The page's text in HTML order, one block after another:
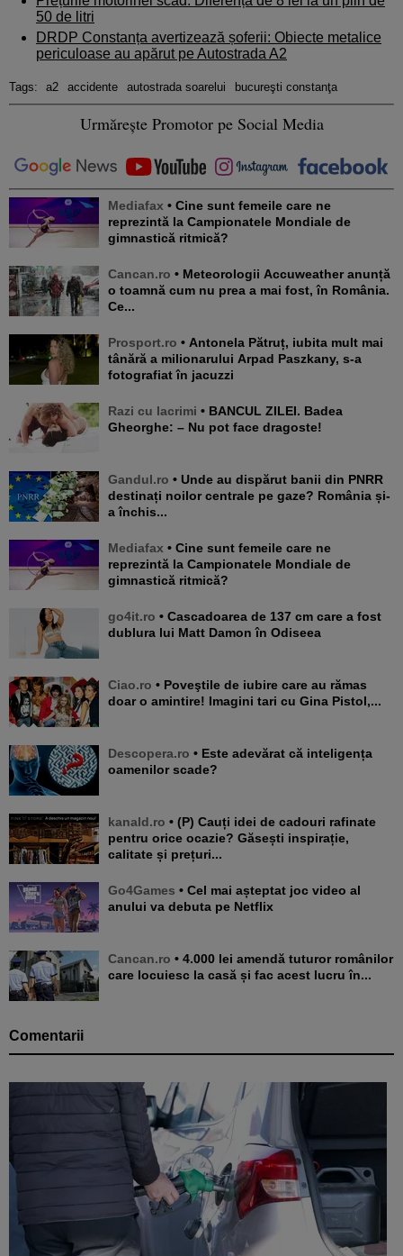
50 de litri
DRDP Constanța avertizează șoferii: Obiecte metalice
periculoase au apărut pe Autostrada A2
Tags: a2 accidente autostrada soarelui bucureşti constanţa
Urmărește Promotor pe Social Media
Mediafax • Cine sunt femeile care ne
reprezintă la Campionatele Mondiale de
gimnastică ritmică?
Cancan.ro • Meteorologii Accuweather anunță
o toamnă cum nu prea a mai fost, în România.
Ce...
Prosport.ro • Antonela Pătruț, iubita mult mai
tânără a milionarului Arpad Paszkany, s-a
fotografiat în jacuzzi
Razi cu lacrimi • BANCUL ZILEI. Badea
Gheorghe: – Nu pot face dragoste!
Gandul.ro • Unde au dispărut banii din PNRR
destinați noilor centrale pe gaze? România și-
a închis...
Mediafax • Cine sunt femeile care ne
reprezintă la Campionatele Mondiale de
gimnastică ritmică?
go4it.ro • Cascadoarea de 137 cm care a fost
dublura lui Matt Damon în Odiseea
Ciao.ro • Poveştile de iubire care au rămas
doar o amintire! Imagini tari cu Gina Pistol,...
Descopera.ro • Este adevărat că inteligența
oamenilor scade?
kanald.ro • (P) Cauți idei de cadouri rafinate
pentru orice ocazie? Găsești inspirație,
calitate și prețuri...
Go4Games • Cel mai așteptat joc video al
anului va debuta pe Netflix
Cancan.ro • 4.000 lei amendă tuturor românilor
care locuiesc la casă și fac acest lucru în...
Comentarii